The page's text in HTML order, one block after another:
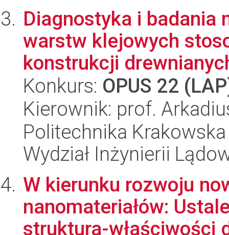
Diagnostyka i badania
warstw klejowych
konstrukcji
Konkurs: OPUS 22
Kierownik: prof.
Politechnika
Wydział Inżynierii
W kierunku rozwoju
nanomateriałów:
struktura-właściwości